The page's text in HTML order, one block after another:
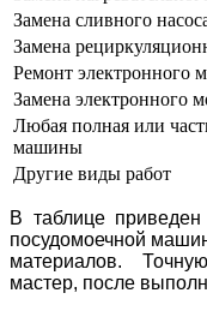
Замена сливного
Замена
Ремонт электронного
Замена электронного
Любая полная или
машины
Другие виды работ
В таблице
посудомоечной
материалов.
мастер, после